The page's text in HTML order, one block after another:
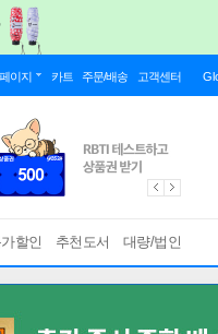
이지 카트 주문/배송 고객센터
할인 추천도서 대량/법인